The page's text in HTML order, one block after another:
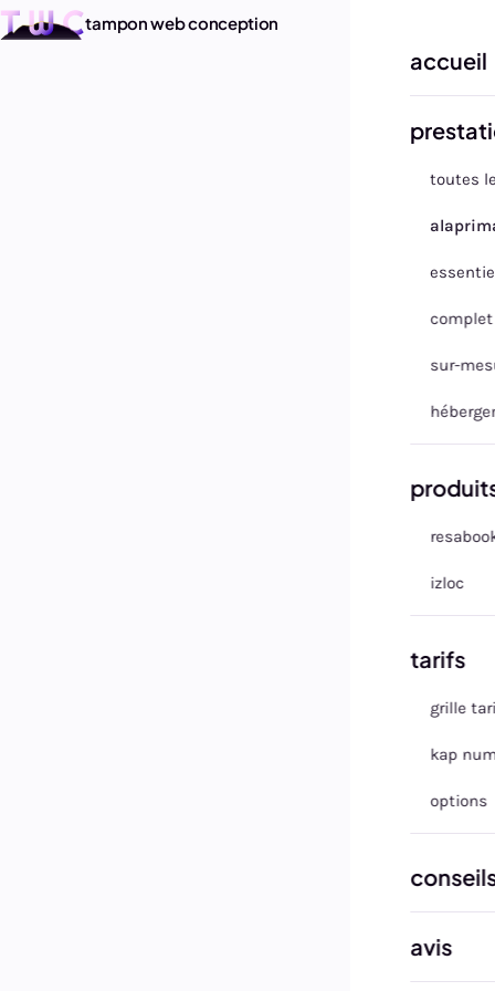
tampon web conception
accueil
toutes
complet
sur-
izloc
tarifs
grille
kap
options
avis
retour aux
CONSEIL
23 octobre